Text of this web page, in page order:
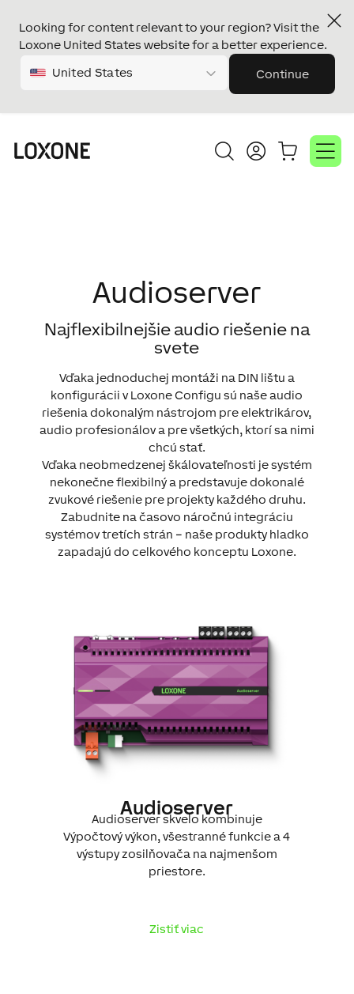
Looking for content relevant to your region? Visit the
Loxone United States website for a better experience.
United States Continue
Audioserver
Najflexibilnejšie audio riešenie na
svete
Vďaka jednoduchej montáži na DIN lištu a
konfigurácii v Loxone Configu sú naše audio
riešenia dokonalým nástrojom pre elektrikárov,
audio profesionálov a pre všetkých, ktorí sa nimi
chcú stať.
Vďaka neobmedzenej škálovateľnosti je systém
nekonečne flexibilný a predstavuje dokonalé
zvukové riešenie pre projekty každého druhu.
Zabudnite na časovo náročnú integráciu
systémov tretích strán – naše produkty hladko
zapadajú do celkového konceptu Loxone.
Audioserver
Audioserver skvelo kombinuje
Výpočtový výkon, všestranné funkcie a 4
výstupy zosilňovača na najmenšom
priestore.
Zistiť viac